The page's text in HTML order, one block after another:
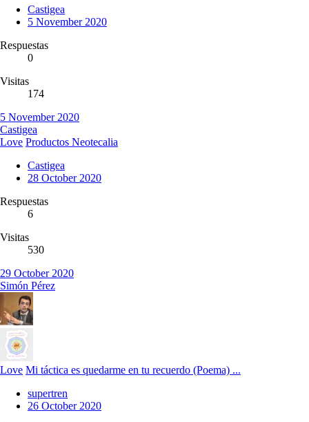
Castigea
5 November 2020
Respuestas
0
Visitas
174
5 November 2020
Castigea
Love Productos Neotecalia
Castigea
28 October 2020
Respuestas
6
Visitas
530
29 October 2020
Simón Pérez
Love Mi táctica es quedarme en tu recuerdo (Poema) ...
supertren
26 October 2020